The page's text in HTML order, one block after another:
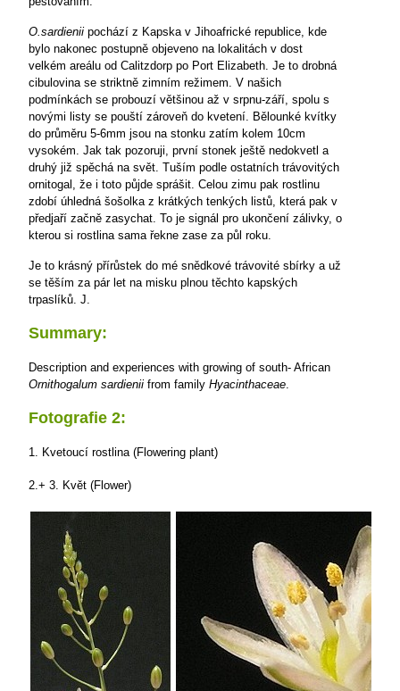
O.sardienii pochází z Kapska v Jihoafrické republice, kde
bylo nakonec postupně objeveno na lokalitách v dost
velkém areálu od Calitzdorp po Port Elizabeth. Je to drobná
cibulovina se striktně zimním režimem. V našich
podmínkách se probouzí většinou až v srpnu-září, spolu s
novými listy se pouští zároveň do kvetení. Bělounké kvítky
do průměru 5-6mm jsou na stonku zatím kolem 10cm
vysokém. Jak tak pozoruji, první stonek ještě nedokvetl a
druhý již spěchá na svět. Tuším podle ostatních trávovitých
ornitogal, že i toto půjde sprášit. Celou zimu pak rostlinu
zdobí úhledná šošolka z krátkých tenkých listů, která pak v
předjaří začně zasychat. To je signál pro ukončení zálivky, o
kterou si rostlina sama řekne zase za půl roku.
Je to krásný přírůstek do mé snědkové trávovité sbírky a už
se těším za pár let na misku plnou těchto kapských
trpaslíků. J.
Summary:
Description and experiences with growing of south- African
Ornithogalum sardienii from family Hyacinthaceae.
Fotografie 2:
1. Kvetoucí rostlina (Flowering plant)
2.+ 3. Květ (Flower)